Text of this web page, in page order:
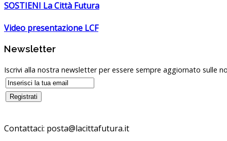
SOSTIENI La Città Futura
Video presentazione LCF
Newsletter
Iscrivi alla nostra newsletter per essere sempre aggiornato sulle
Contattaci: